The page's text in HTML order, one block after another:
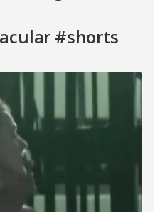
#shorts